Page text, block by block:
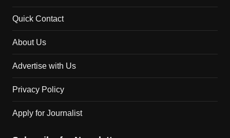
Quick Contact
About Us
Advertise with Us
Privacy Policy
Apply for Journalist